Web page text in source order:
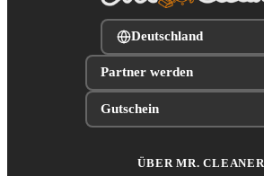
Deutschland
Partner werden
Gutschein
ÜBER MR. CLEANER